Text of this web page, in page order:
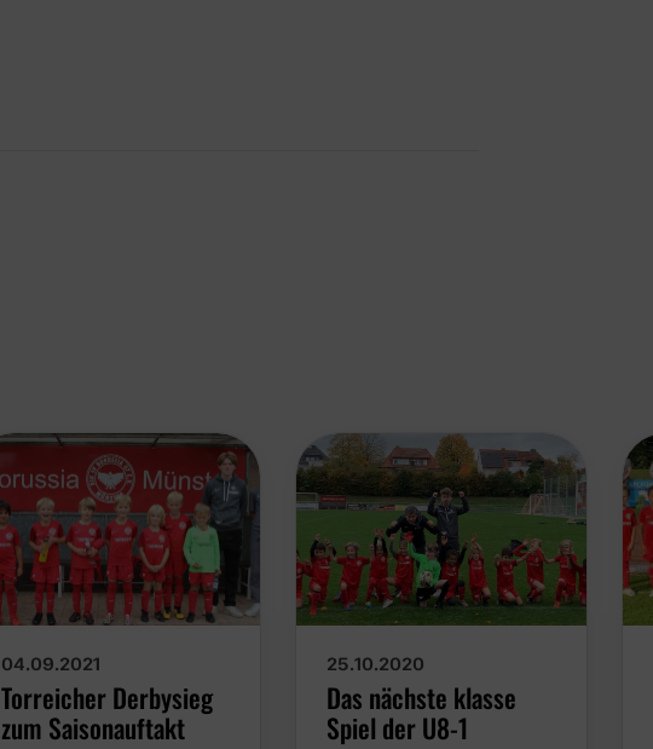
04.09.2021
Torreicher Derbysieg
zum Saisonauftakt
25.10.2020
Das nächste klasse
Spiel der U8-1